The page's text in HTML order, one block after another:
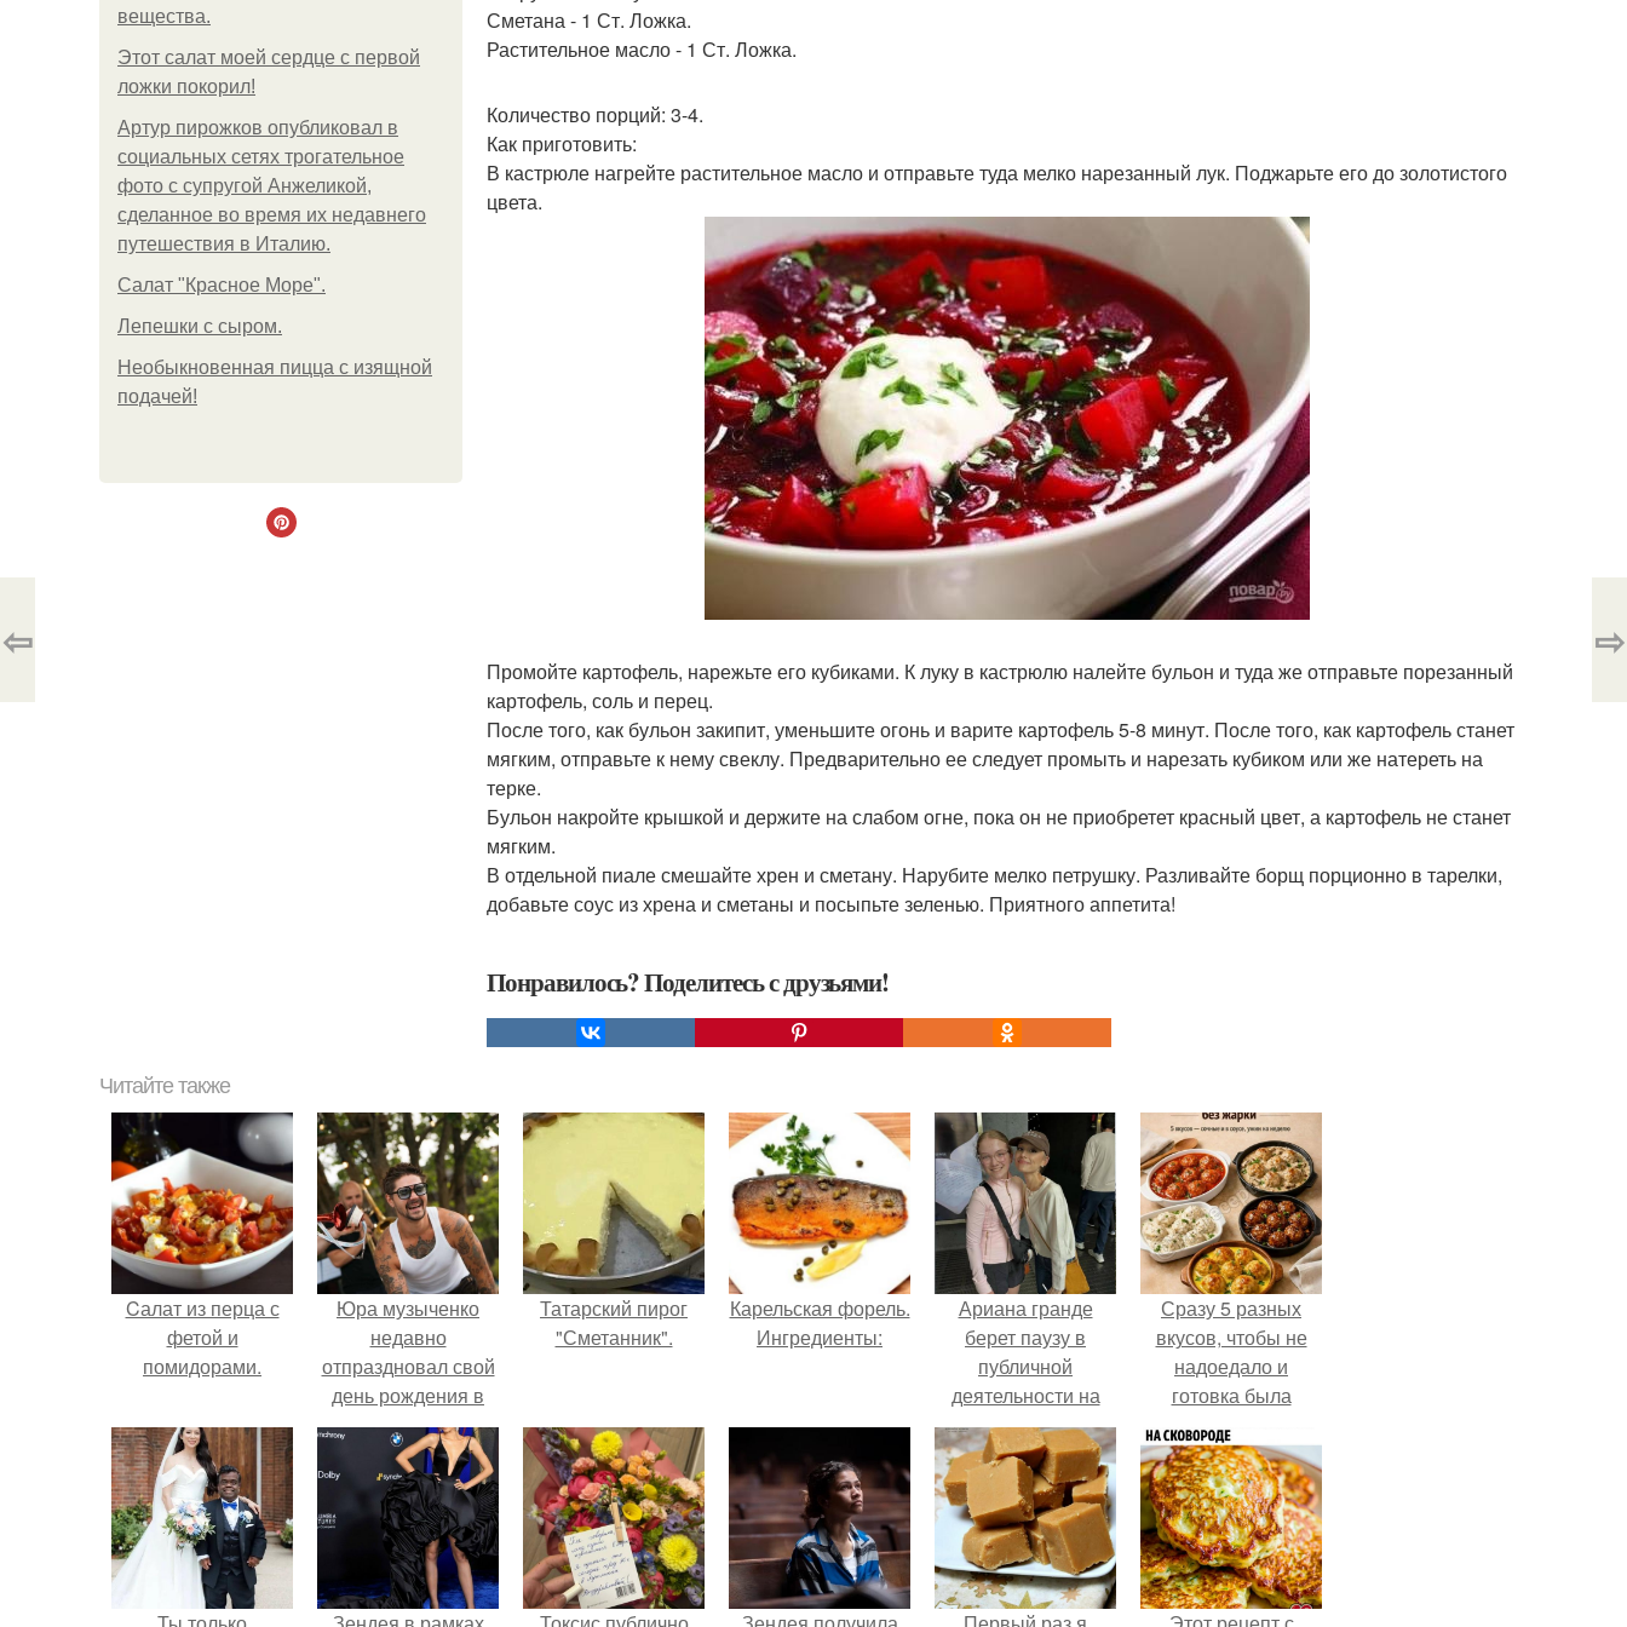
вещества.
Этот салат моей сердце с первой
ложки покорил!
Артур пирожков опубликовал в
социальных сетях трогательное
фото с супругой Анжеликой,
сделанное во время их недавнего
путешествия в Италию.
Салат "Красное Море".
Лепешки с сыром.
Необыкновенная пицца с изящной
подачей!
Сметана - 1 Ст. Ложка.
Растительное масло - 1 Ст. Ложка.
Количество порций: 3-4.
Как приготовить:
В кастрюле нагрейте растительное масло и отправьте туда мелко нарезанный лук. Поджарьте его до золотистого
цвета.
Промойте картофель, нарежьте его кубиками. К луку в кастрюлю налейте бульон и туда же отправьте порезанный
картофель, соль и перец.
После того, как бульон закипит, уменьшите огонь и варите картофель 5-8 минут. После того, как картофель станет
мягким, отправьте к нему свеклу. Предварительно ее следует промыть и нарезать кубиком или же натереть на
терке.
Бульон накройте крышкой и держите на слабом огне, пока он не приобретет красный цвет, а картофель не станет
мягким.
В отдельной пиале смешайте хрен и сметану. Нарубите мелко петрушку. Разливайте борщ порционно в тарелки,
добавьте соус из хрена и сметаны и посыпьте зеленью. Приятного аппетита!
Понравилось? Поделитесь с друзьями!
⇦ ⇨
Читайте также
Cалат из перца с
фетой и
помидорами.
Юра музыченко
недавно
отпраздновал свой
день рождения в
кругу самых
близких и родных
людей.
Татарский пирог
"Сметанник".
Карельская форель.
Ингредиенты:
Ариана гранде
берет паузу в
публичной
деятельности на
фоне слухов о
своем здоровье.
Сразу 5 разных
вкусов, чтобы не
надоедало и
готовка была
проще.